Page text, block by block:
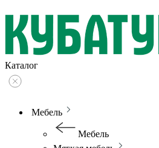
Каталог
Мебель
Мебель